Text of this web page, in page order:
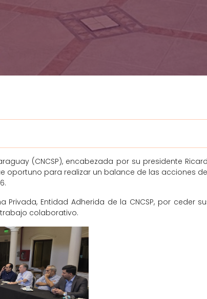
(CNCSP), encabezada por su presidente
oportuno para realizar un balance de las acciones
Entidad Adherida de la CNCSP, por ceder
colaborativo.